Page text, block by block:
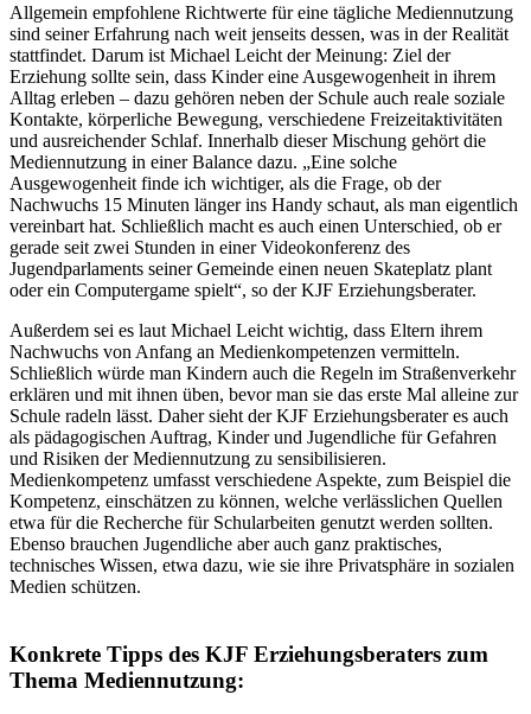
Allgemein empfohlene Richtwerte für eine tägliche Mediennutzung
sind seiner Erfahrung nach weit jenseits dessen, was in der Realität
stattfindet. Darum ist Michael Leicht der Meinung: Ziel der
Erziehung sollte sein, dass Kinder eine Ausgewogenheit in ihrem
Alltag erleben – dazu gehören neben der Schule auch reale soziale
Kontakte, körperliche Bewegung, verschiedene Freizeitaktivitäten
und ausreichender Schlaf. Innerhalb dieser Mischung gehört die
Mediennutzung in einer Balance dazu. „Eine solche
Ausgewogenheit finde ich wichtiger, als die Frage, ob der
Nachwuchs 15 Minuten länger ins Handy schaut, als man eigentlich
vereinbart hat. Schließlich macht es auch einen Unterschied, ob er
gerade seit zwei Stunden in einer Videokonferenz des
Jugendparlaments seiner Gemeinde einen neuen Skateplatz plant
oder ein Computergame spielt“, so der KJF Erziehungsberater.
Außerdem sei es laut Michael Leicht wichtig, dass Eltern ihrem
Nachwuchs von Anfang an Medienkompetenzen vermitteln.
Schließlich würde man Kindern auch die Regeln im Straßenverkehr
erklären und mit ihnen üben, bevor man sie das erste Mal alleine zur
Schule radeln lässt. Daher sieht der KJF Erziehungsberater es auch
als pädagogischen Auftrag, Kinder und Jugendliche für Gefahren
und Risiken der Mediennutzung zu sensibilisieren.
Medienkompetenz umfasst verschiedene Aspekte, zum Beispiel die
Kompetenz, einschätzen zu können, welche verlässlichen Quellen
etwa für die Recherche für Schularbeiten genutzt werden sollten.
Ebenso brauchen Jugendliche aber auch ganz praktisches,
technisches Wissen, etwa dazu, wie sie ihre Privatsphäre in sozialen
Medien schützen.
Konkrete Tipps des KJF Erziehungsberaters zum
Thema Mediennutzung: